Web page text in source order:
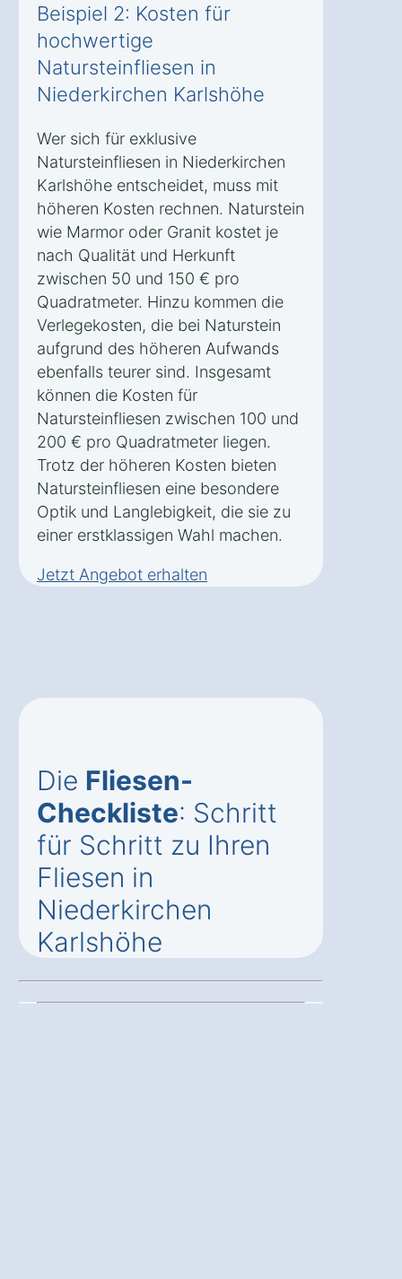
Beispiel 2: Kosten für
hochwertige
Natursteinfliesen in
Niederkirchen Karlshöhe
Wer sich für exklusive
Natursteinfliesen in Niederkirchen
Karlshöhe entscheidet, muss mit
höheren Kosten rechnen. Naturstein
wie Marmor oder Granit kostet je
nach Qualität und Herkunft
zwischen 50 und 150 € pro
Quadratmeter. Hinzu kommen die
Verlegekosten, die bei Naturstein
aufgrund des höheren Aufwands
ebenfalls teurer sind. Insgesamt
können die Kosten für
Natursteinfliesen zwischen 100 und
200 € pro Quadratmeter liegen.
Trotz der höheren Kosten bieten
Natursteinfliesen eine besondere
Optik und Langlebigkeit, die sie zu
einer erstklassigen Wahl machen.
Jetzt Angebot erhalten
Die Fliesen-
Checkliste: Schritt
für Schritt zu Ihren
Fliesen in
Niederkirchen
Karlshöhe